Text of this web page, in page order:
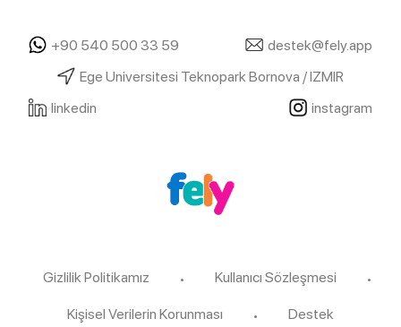
+90 540 500 33 59
destek@fely.app
Ege Universitesi Teknopark Bornova / IZMIR
linkedin
instagram
Gizlilik Politikamız Kullanıcı Sözleşmesi
Kişisel Verilerin Korunması Destek